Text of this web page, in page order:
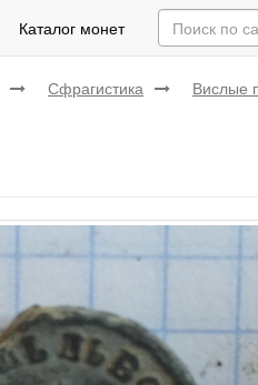
Каталог монет
Сфрагистика Вислые